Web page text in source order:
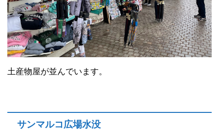
土産物屋が並んでいます。
サンマルコ広場水没